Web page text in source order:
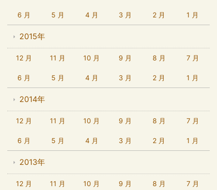
6 月 5 月 4 月 3 月 2 月 1 月
2015年
12 月 11 月 10 月 9 月 8 月 7 月
6 月 5 月 4 月 3 月 2 月 1 月
2014年
12 月 11 月 10 月 9 月 8 月 7 月
6 月 5 月 4 月 3 月 2 月 1 月
2013年
12 月 11 月 10 月 9 月 8 月 7 月